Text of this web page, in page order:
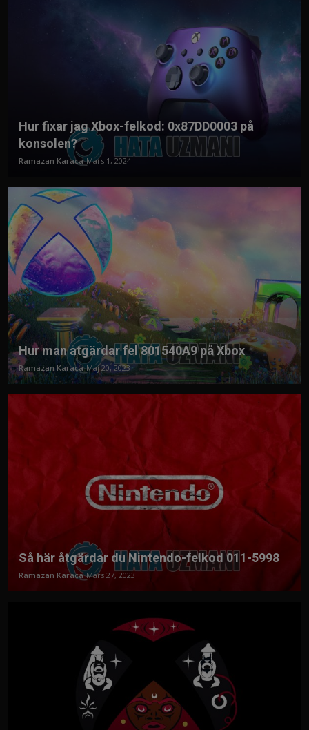
Hur fixar jag Xbox-felkod: 0x87DD0003 på
konsolen?
Ramazan Karaca Mars 1, 2024
Hur man åtgärdar fel 801540A9 på Xbox
Ramazan Karaca Maj 20, 2023
Så här åtgärdar du Nintendo-felkod 011-5998
Ramazan Karaca Mars 27, 2023